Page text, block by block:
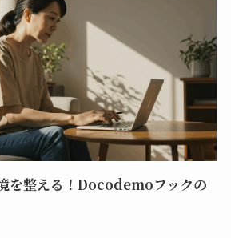
を整える！Docodemoフックの